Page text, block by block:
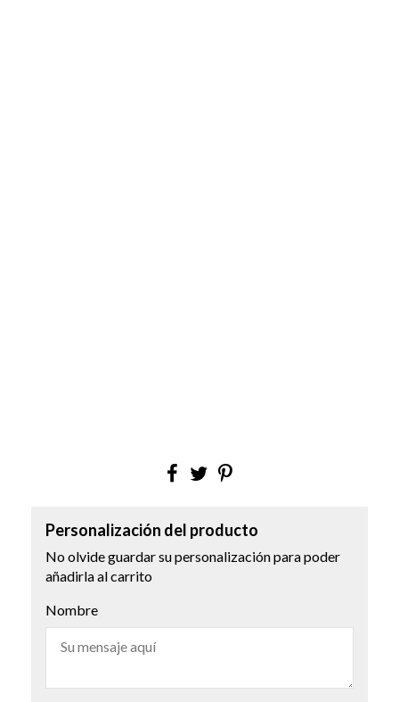
Personalización del producto
No olvide guardar su personalización para poder
añadirla al carrito
Nombre